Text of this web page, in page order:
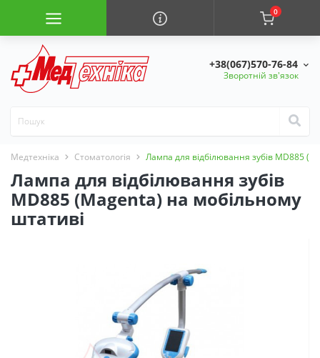
0
+38(067)570-76-84
Зворотній зв'язок
Медтехніка Стоматологія Лампа для відбілювання зубів MD885
Лампа для відбілювання зубів
MD885 (Magenta) на мобільному
штативі